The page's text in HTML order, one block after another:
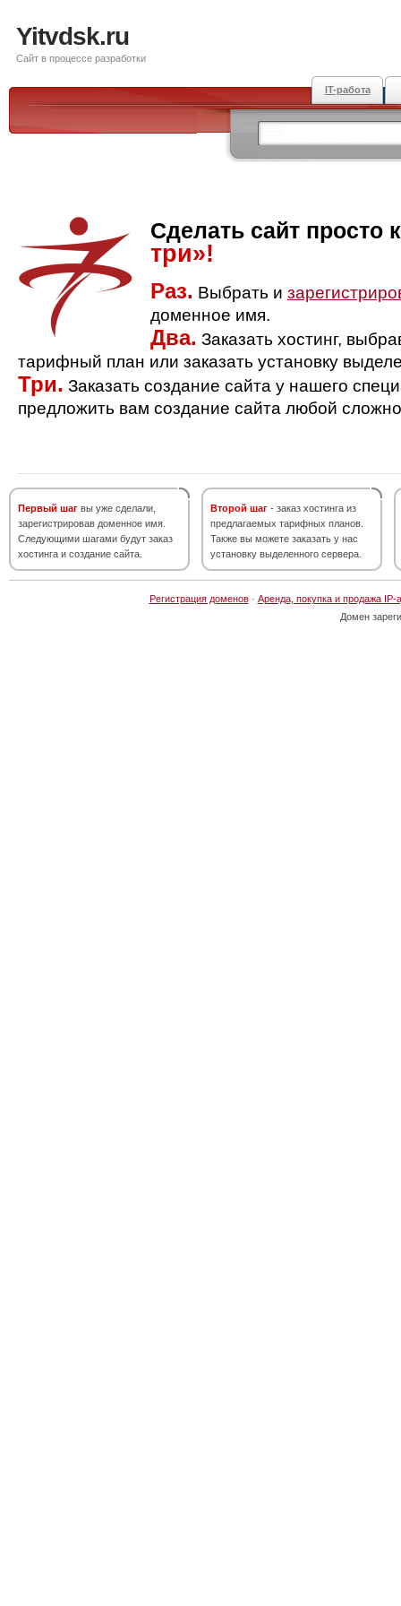
Yitvdsk.ru
Сайт в процессе разработки
IT-работа
Сделать сайт просто
три»!
Раз. Выбрать и
доменное имя.
Два. Заказать хостинг,
тарифный план или заказать установку
Три. Заказать создание сайта у нашего
предложить вам создание сайта любой
Первый шаг вы уже сделали,
зарегистрировав доменное имя.
Следующими шагами будут заказ
хостинга и создание сайта.
Второй шаг - заказ хостинга из
предлагаемых тарифных планов.
Также вы можете заказать у нас
установку выделенного сервера.
Регистрация доменов· Аренда, покупка и продажа IP-
Домен